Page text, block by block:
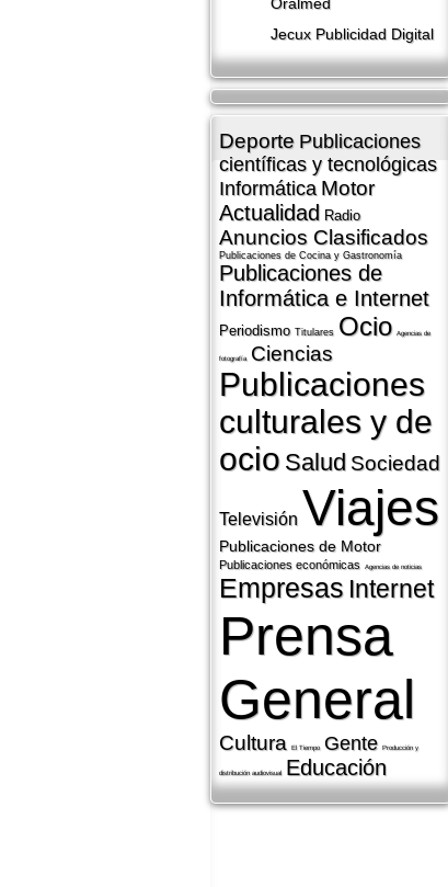
Oralmed
Jecux Publicidad Digital
Deporte Publicaciones
cientí­ficas y tecnológicas
Informática Motor
Actualidad Radio
Anuncios Clasificados
Publicaciones de Cocina y Gastronomí­a
Publicaciones de
Informática e Internet
Periodismo Titulares Ocio Agencias de
fotografí­a Ciencias
Publicaciones
culturales y de
ocio Salud Sociedad
Televisión Viajes
Publicaciones de Motor
Publicaciones económicas Agencias de noticias
Empresas Internet
Prensa
General
Cultura El Tiempo Gente Producción y
distribución audiovisual Educación